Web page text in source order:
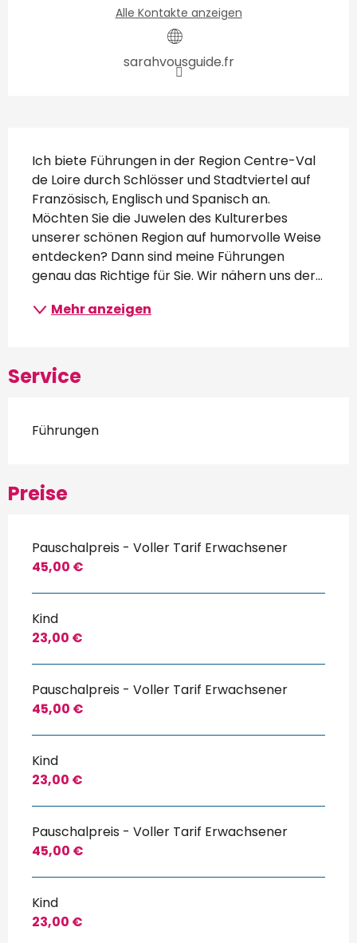
Alle Kontakte anzeigen
sarahvousguide.fr
Beschreibung
Ich biete Führungen in der Region Centre-Val
de Loire durch Schlösser und Stadtviertel auf
Französisch, Englisch und Spanisch an.
Möchten Sie die Juwelen des Kulturerbes
unserer schönen Region auf humorvolle Weise
entdecken? Dann sind meine Führungen
genau das Richtige für Sie. Wir nähern uns der...
Mehr anzeigen
Service
Führungen
Preise
Pauschalpreis - Voller Tarif Erwachsener
45,00 €
Kind
23,00 €
Pauschalpreis - Voller Tarif Erwachsener
45,00 €
Kind
23,00 €
Pauschalpreis - Voller Tarif Erwachsener
45,00 €
Kind
23,00 €